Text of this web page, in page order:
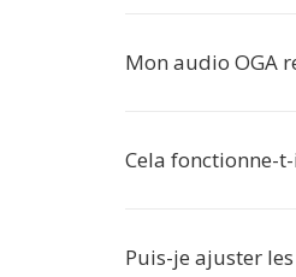
Mon audio OGA
Cela fonctionne-
Puis-je ajuster